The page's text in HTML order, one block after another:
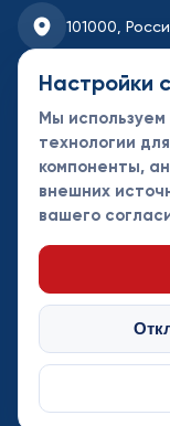
101000,
8-495-621-
Новости
Календарь
© Федерация хоккея
Настройки
Мы
технологии
компоненты,
внешних
вашего